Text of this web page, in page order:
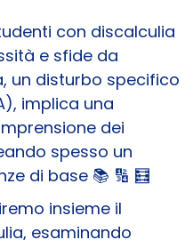
con discalculia
e sfide da
un disturbo specifico
implica una
dei
spesso un
di base 📚 ​🔢 ​🧮​
insieme il
esaminando